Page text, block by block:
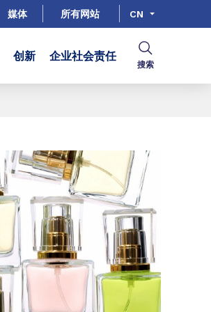
媒体 所有网站 CN
创新 企业社会责任
搜索